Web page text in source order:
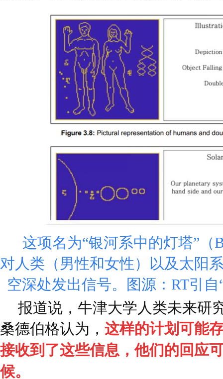
这项名为“银河系中的灯塔”（
对人类（男性和女性）以及太阳
空深处发出信号。图源：RT引
报道说，牛津大学人类未来研
桑德伯格认为， 这样的计划可能
接收到了这些信息，他们的回应
候。